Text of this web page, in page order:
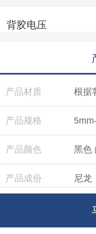
背胶电压
产品材质 根据
产品规格
产品颜色 黑色
产品成份 尼龙
寒
其产